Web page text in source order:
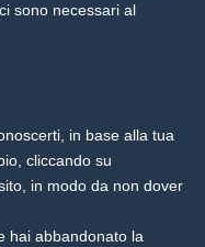
sono necessari al
in base alla tua
cliccando su
in modo da non dover
hai abbandonato la